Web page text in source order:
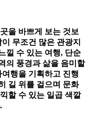
을 바쁘게 보는 것보
무조건 많은 관광지
낄 수 있는 여행, 단순
의 풍경과 삶을 음미할
행을 기획하고 진행
길 위를 걸으며 문화
할 수 있는 일곱 색깔